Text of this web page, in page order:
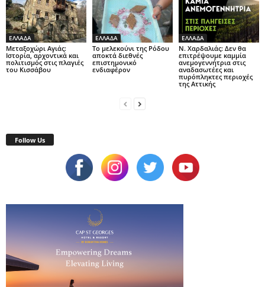
ΕΛΛΑΔΑ
Μεταξοχώρι Αγιάς:
Ιστορία, αρχοντικά και
πολιτισμός στις πλαγιές
του Κισσάβου
ΕΛΛΑΔΑ
Το μελεκούνι της Ρόδου
αποκτά διεθνές
επιστημονικό
ενδιαφέρον
ΕΛΛΑΔΑ
Ν. Χαρδαλιάς: Δεν θα
επιτρέψουμε καμμία
ανεμογεννήτρια στις
αναδασωτέες και
πυρόπληκτες περιοχές
της Αττικής
Follow Us